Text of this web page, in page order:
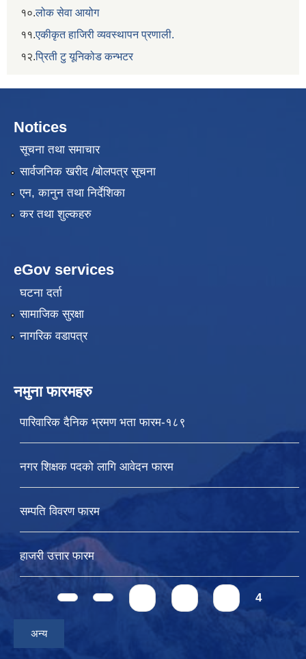
१०.लोक सेवा आयोग
११.एकीकृत हाजिरी व्यवस्थापन प्रणाली.
१२.प्रिती टु यूनिकोड कन्भटर
Notices
सूचना तथा समाचार
सार्वजनिक खरीद /बोलपत्र सूचना
एन, कानुन तथा निर्देशिका
कर तथा शुल्कहरु
eGov services
घटना दर्ता
सामाजिक सुरक्षा
नागरिक वडापत्र
नमुना फारमहरु
पारिवारिक दैनिक भ्रमण भता फारम-१८९
नगर शिक्षक पदको लागि आवेदन फारम
सम्पति विवरण फारम
हाजरी उत्तार फारम
Pages 4
अन्य